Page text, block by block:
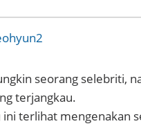
seorang selebriti,
terjangkau.
ini terlihat mengenakan